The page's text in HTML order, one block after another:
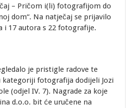
– Pričom i(li) fotografijom do
dom“. Na natječaj se prijavilo
i 17 autora s 22 fotografije.
je pristigle radove te
fotografija dodijeli Jozi
(odjel IV. 7). Nagrade za koje
d.o.o. bit će uručene na